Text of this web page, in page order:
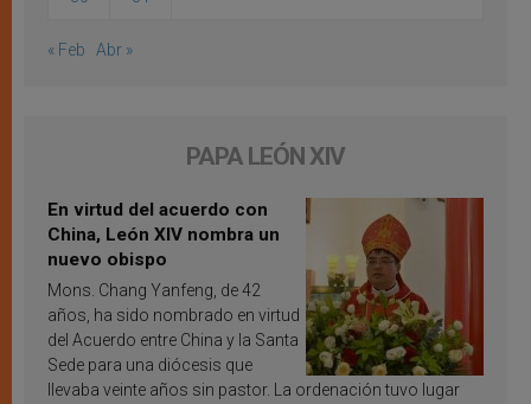
« Feb Abr »
PAPA LEÓN XIV
En virtud del acuerdo con
China, León XIV nombra un
nuevo obispo
Mons. Chang Yanfeng, de 42
años, ha sido nombrado en virtud
del Acuerdo entre China y la Santa
Sede para una diócesis que
llevaba veinte años sin pastor. La ordenación tuvo lugar